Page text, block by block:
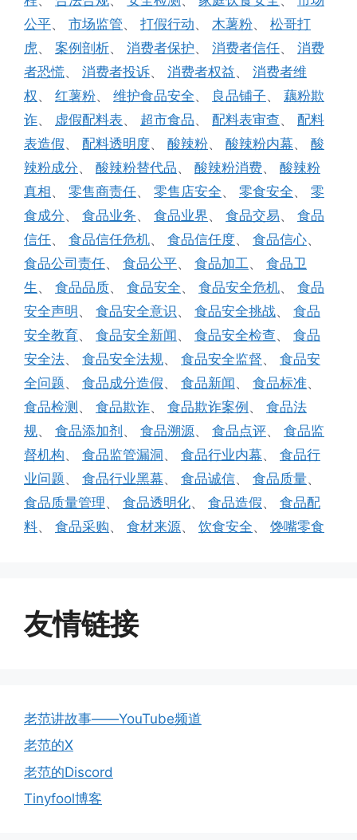
公平、 市场监管、 打假行动、 木薯粉、 松哥打
虎、 案例剖析、 消费者保护、 消费者信任、 消费
者恐慌、 消费者投诉、 消费者权益、 消费者维
权 、 红薯粉、 维护食品安全、 良品铺子、 藕粉欺
诈、 虚假配料表、 超市食品、 配料表审查、 配料
表造假、 配料透明度、 酸辣粉、 酸辣粉内幕、 酸
辣粉成分、 酸辣粉替代品、 酸辣粉消费、 酸辣粉
真相、 零售商责任、 零售店安全、 零食安全、 零
食成分、 食品业务、 食品业界、 食品交易、 食品
信任、 食品信任危机、 食品信任度、 食品信心、
食品公司责任、 食品公平、 食品加工 、 食品卫
生 、 食品品质、 食品安全、 食品安全危机、 食品
安全声明、 食品安全意识 、 食品安全挑战、 食品
安全教育、 食品安全新闻、 食品安全检查、 食品
安全法、 食品安全法规、 食品安全监督、 食品安
全问题、 食品成分造假、 食品新闻、 食品标准、
食品检测、 食品欺诈、 食品欺诈案例、 食品法
规、 食品添加剂、 食品溯源、 食品点评、 食品监
督机构、 食品监管漏洞、 食品行业内幕、 食品行
业问题、 食品行业黑幕、 食品诚信、 食品质量、
食品质量管理、 食品透明化、 食品造假、 食品配
料、 食品采购、 食材来源、 饮食安全、 馋嘴零食
友情链接
老范讲故事——YouTube频道
老范的X
老范的Discord
Tinyfool博客